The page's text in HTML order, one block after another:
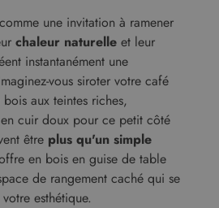
une invitation à ramener
chaleur naturelle et leur
instantanément une
vous siroter votre café
aux teintes riches,
cuir doux pour ce petit côté
être plus qu'un simple
en bois en guise de table
de rangement caché qui se
esthétique.